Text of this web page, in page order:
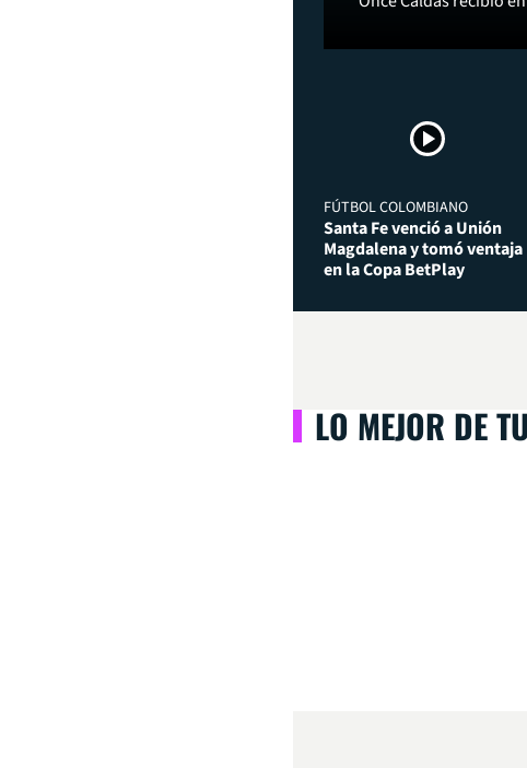
FÚTBOL COLOMBIANO
Santa Fe venció a Unión
Magdalena y tomó ventaja
en la Copa BetPlay
LO MEJOR DE